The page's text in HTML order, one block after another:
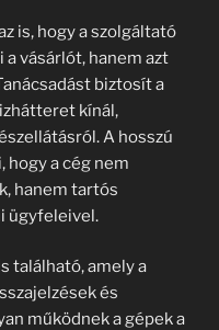
is, hogy a szolgáltató
vásárlót, hanem azt
biztosít a
kínál,
A hosszú
hogy a cég nem
hanem tartós
ügyfeleivel.
található, amely a
és
működnek a gépek a